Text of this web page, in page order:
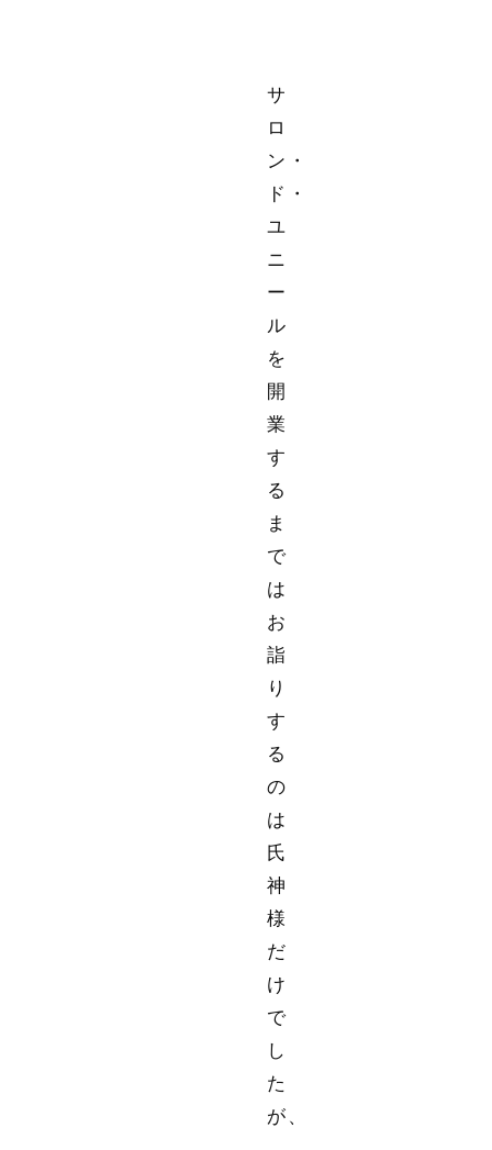
サ
ロ
ン・
ド・
ユ
ニ
ー
ル
を
開
業
す
る
ま
で
は
お
詣
り
す
る
の
は
氏
神
様
だ
け
で
し
た
が、